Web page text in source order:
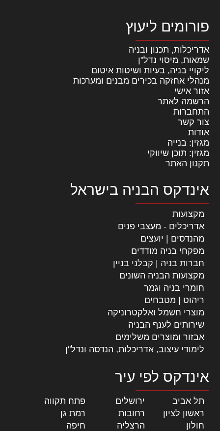
פורומים ליעוץ
אדריכלות, תכנון ובניה
שמאות, מיסוי נדל"ן
ליקויי בניה, בעיות ושיטות איטום
מנהלי אחזקה בכירים מבנים ומערכות
אזור אישי
הרשמה לאתר
התחברות
צור קשר
אודות
מגזין: בנייה
מגזין: תוכן שיווקי
תקנון האתר
אינדקס הבניה בישראל
מקצועות
אדריכלים - מעצבי פנים
מהנדסים | יועצים
מפקחי בניה מודדים
חברות בניה | קבלני בניין
מקצועות הבניה השונים
חומרי בניה וגמר
ריהוט | מטבחים
מוצרי חשמל ואלקטרוניקה
שירותים לענף הבניה
אבזור ומוצרים משלימים
לימודי עיצוב, אדריכלות, הנדסה ונדל"ן
אינדקס לפי עיר
תל אביב ירושלים פתח תקווה
ראשון לציון
רחובות רמת גן
חולון
הרצליה חיפה